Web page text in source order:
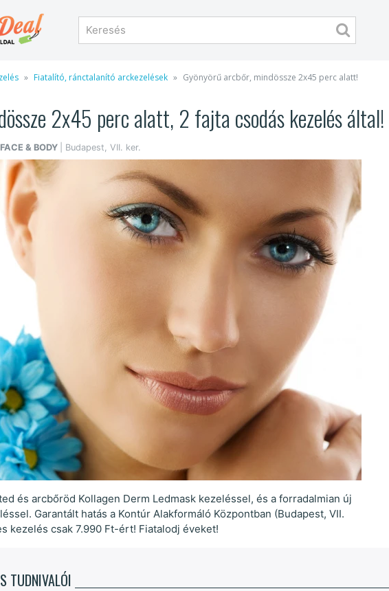
Fiatalító, ránctalanító arckezelések Gyönyörű arcbőr, mindössze 2x45 perc alatt!
2x45 perc alatt, 2 fajta csodás kezelés által!
& BODY | Budapest, VII. ker.
és arcbőröd Kollagen Derm Ledmask kezeléssel, és a forradalmian új
Garantált hatás a Kontúr Alakformáló Központban (Budapest, VII.
kezelés csak 7.990 Ft-ért! Fiatalodj éveket!
TUDNIVALÓI